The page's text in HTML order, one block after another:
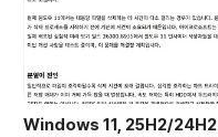
Windows 11, 25H2/24H2